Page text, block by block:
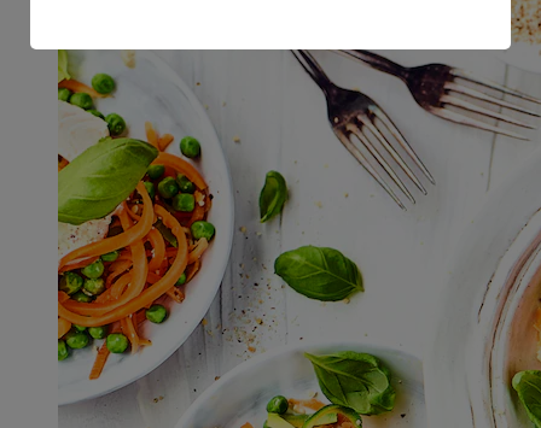
Informationen zum Herausgeber der Seite findest du
im Impressum